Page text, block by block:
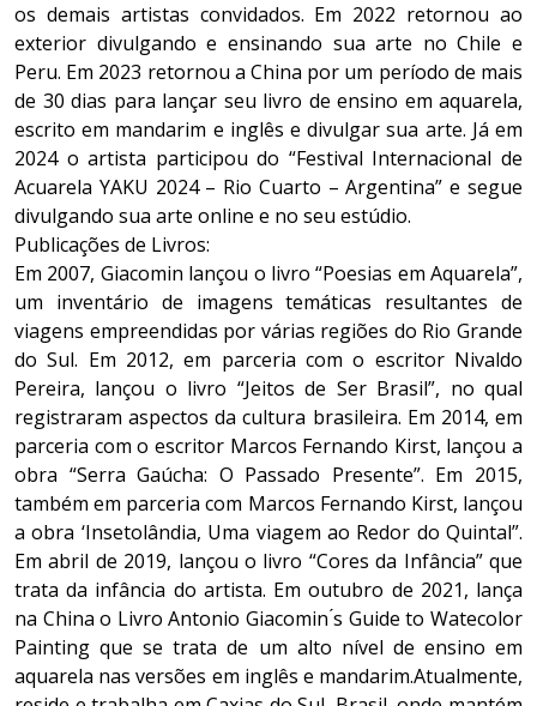
os demais artistas convidados. Em 2022 retornou ao
exterior divulgando e ensinando sua arte no Chile e
Peru. Em 2023 retornou a China por um período de mais
de 30 dias para lançar seu livro de ensino em aquarela,
escrito em mandarim e inglês e divulgar sua arte. Já em
2024 o artista participou do “Festival Internacional de
Acuarela YAKU 2024 – Rio Cuarto – Argentina” e segue
divulgando sua arte online e no seu estúdio.
Publicações de Livros:
Em 2007, Giacomin lançou o livro “Poesias em Aquarela”,
um inventário de imagens temáticas resultantes de
viagens empreendidas por várias regiões do Rio Grande
do Sul. Em 2012, em parceria com o escritor Nivaldo
Pereira, lançou o livro “Jeitos de Ser Brasil”, no qual
registraram aspectos da cultura brasileira. Em 2014, em
parceria com o escritor Marcos Fernando Kirst, lançou a
obra “Serra Gaúcha: O Passado Presente”. Em 2015,
também em parceria com Marcos Fernando Kirst, lançou
a obra ‘Insetolândia, Uma viagem ao Redor do Quintal”.
Em abril de 2019, lançou o livro “Cores da Infância” que
trata da infância do artista. Em outubro de 2021, lança
na China o Livro Antonio Giacomin ́s Guide to Watecolor
Painting que se trata de um alto nível de ensino em
aquarela nas versões em inglês e mandarim.Atualmente,